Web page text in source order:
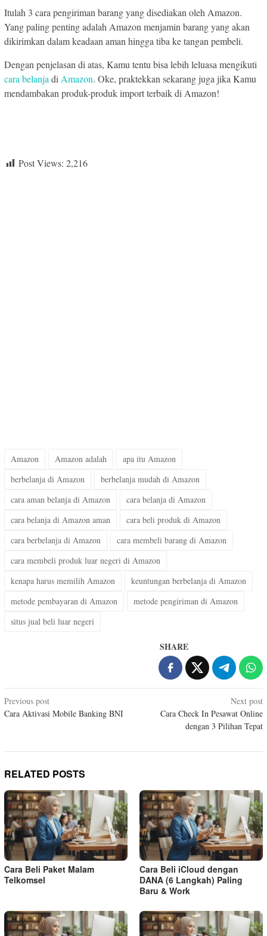
Itulah 3 cara pengiriman barang yang disediakan oleh Amazon.
Yang paling penting adalah Amazon menjamin barang yang akan
dikirimkan dalam keadaan aman hingga tiba ke tangan pembeli.
Dengan penjelasan di atas, Kamu tentu bisa lebih leluasa mengikuti
cara belanja di Amazon. Oke, praktekkan sekarang juga jika Kamu
mendambakan produk-produk import terbaik di Amazon!
Post Views: 2,216
Amazon Amazon adalah
apa itu Amazon
berbelanja di Amazon
berbelanja mudah di Amazon
cara aman belanja di Amazon
cara belanja di Amazon
cara belanja di Amazon aman
cara beli produk di Amazon
cara berbelanja di Amazon
cara membeli barang di Amazon
cara membeli produk luar negeri di Amazon
kenapa harus memilih Amazon
keuntungan berbelanja di Amazon
metode pembayaran di Amazon
metode pengiriman di Amazon
situs jual beli luar negeri
SHARE
Post
navigation
Previous post
Cara Aktivasi Mobile Banking BNI
Next post
Cara Check In Pesawat Online
dengan 3 Pilihan Tepat
RELATED POSTS
Cara Beli Paket Malam
Telkomsel
Cara Beli iCloud dengan
DANA (6 Langkah) Paling
Baru & Work